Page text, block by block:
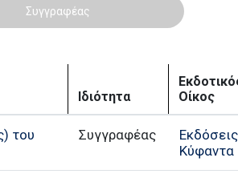
Συγγραφέας
Ιδιότητα
Οίκος
του
Συγγραφέας
Εκδόσεις
Κύφαντα